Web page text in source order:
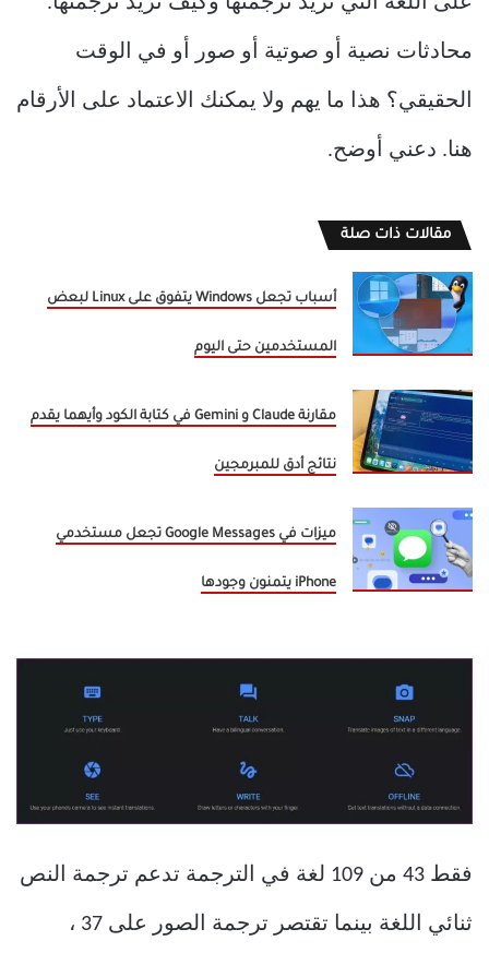
محادثات نصية أو صوتية أو صور أو في الوقت
الحقيقي؟ هذا ما يهم ولا يمكنك الاعتماد على الأرقام
هنا. دعني أوضح.
مقالات ذات صلة
أسباب تجعل Windows يتفوق على Linux لبعض
المستخدمين حتى اليوم
مقارنة Claude و Gemini في كتابة الكود وأيهما يقدم
نتائج أدق للمبرمجين
ميزات في Google Messages تجعل مستخدمي
iPhone يتمنون وجودها
فقط 43 من 109 لغة في الترجمة تدعم ترجمة النص
ثنائي اللغة بينما تقتصر ترجمة الصور على 37 ،